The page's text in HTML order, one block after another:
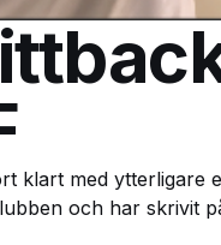
klart med ytterligare
och har skrivit